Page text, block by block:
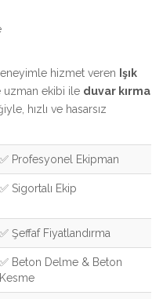
hizmet veren Işık
uzman ekibi ile duvar kırma
hızlı ve hasarsız
✅ Profesyonel Ekipman
✅ Sigortalı Ekip
✅ Şeffaf Fiyatlandırma
✅ Beton Delme & Beton
Kesme